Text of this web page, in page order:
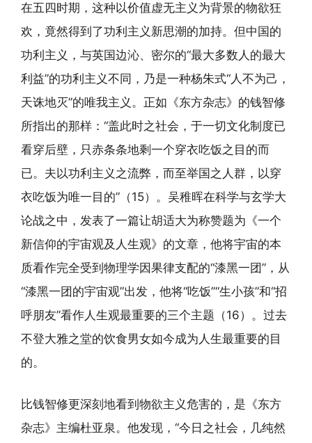
在五四时期，这种以价值虚无主义为背景的物欲狂
欢，竟然得到了功利主义新思潮的加持。但中国的
功利主义，与英国边沁、密尔的“最大多数人的最大
利益”的功利主义不同，乃是一种杨朱式“人不为己，
天诛地灭”的唯我主义。正如《东方杂志》的钱智修
所指出的那样：“盖此时之社会，于一切文化制度已
看穿后壁，只赤条条地剩一个穿衣吃饭之目的而
已。夫以功利主义之流弊，而至举国之人群，以穿
衣吃饭为唯一目的”（15）。吴稚晖在科学与玄学大
论战之中，发表了一篇让胡适大为称赞题为《一个
新信仰的宇宙观及人生观》的文章，他将宇宙的本
质看作完全受到物理学因果律支配的“漆黑一团”，从
“漆黑一团的宇宙观”出发，他将“吃饭”“生小孩”和“招
呼朋友”看作人生观最重要的三个主题（16）。过去
不登大雅之堂的饮食男女如今成为人生最重要的目
的。
比钱智修更深刻地看到物欲主义危害的，是《东方
杂志》主编杜亚泉。他发现，“今日之社会，几纯然